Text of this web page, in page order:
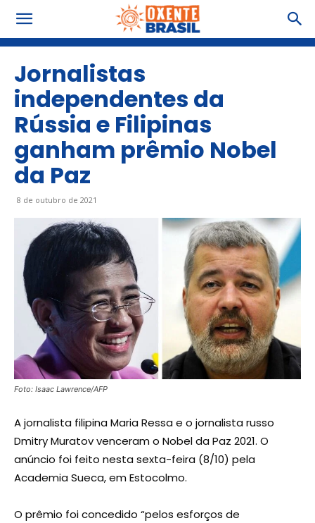
Jornalistas
independentes da
Rússia e Filipinas
ganham prêmio Nobel
da Paz
8 de outubro de 2021
Foto: Isaac Lawrence/AFP
A jornalista filipina Maria Ressa e o jornalista russo
Dmitry Muratov venceram o Nobel da Paz 2021. O
anúncio foi feito nesta sexta-feira (8/10) pela
Academia Sueca, em Estocolmo.
O prêmio foi concedido “pelos esforços de